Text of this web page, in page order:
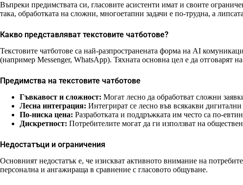
Въпреки предимствата си, гласовите асистенти имат и своите
така, обработката на сложни, многоетапни задачи е по-трудна, а
Какво представляват текстовите чатботове?
Текстовите чатботове са най-разпространената форма на AI
(например Messenger, WhatsApp). Тяхната основна цел е да отговарят
Предимства на текстовите чатботове
Гъвкавост и сложност: Могат лесно да обработват сложни
Лесна интеграция: Интегрират се лесно във всякакви
По-ниска цена: Разработката и поддръжката им често са по-
Дискретност: Потребителите могат да ги използват на
Недостатъци и ограничения
Основният недостатък е, че изискват активното внимание на
персонална и ангажираща в сравнение с гласовото общуване.